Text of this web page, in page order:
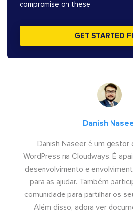
compromise on these
GET STARTED
Danish
Danish Naseer é um gestor
WordPress na Cloudways. É
desenvolvimento e
para as ajudar. Também
comunidade para partilhar os
Além disso, adora ver